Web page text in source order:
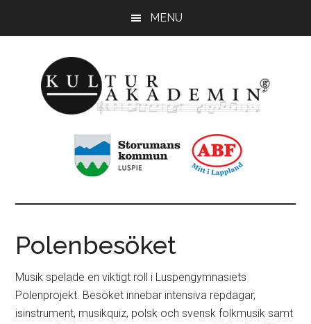
MENU
KulturAkademin
Polenbesöket
Musik spelade en viktigt roll i Luspengymnasiets
Polenprojekt. Besöket innebar intensiva repdagar,
isinstrument, musikquiz, polsk och svensk folkmusik samt